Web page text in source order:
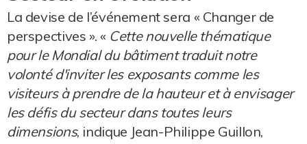
La devise de l’événement sera « Changer de
perspectives ». « Cette nouvelle thématique
pour le Mondial du bâtiment traduit notre
volonté d'inviter les exposants comme les
visiteurs à prendre de la hauteur et à envisager
les défis du secteur dans toutes leurs
dimensions, indique Jean-Philippe Guillon,